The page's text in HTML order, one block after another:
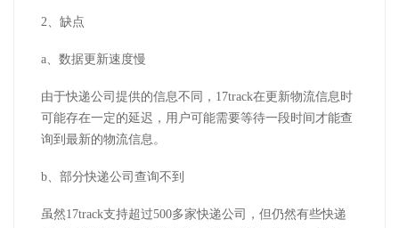
2、缺点
a、数据更新速度慢
由于快递公司提供的信息不同，17track在更新物流信息时
可能存在一定的延迟，用户可能需要等待一段时间才能查
询到最新的物流信息。
b、部分快递公司查询不到
虽然17track支持超过500多家快递公司，但仍然有些快递